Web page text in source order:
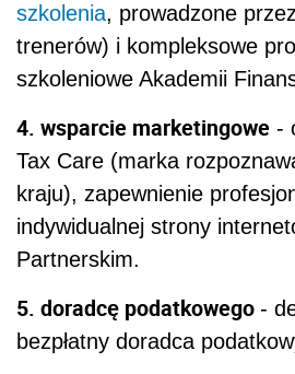
szkolenia, prowadzone
trenerów) i kompleksowe
szkoleniowe Akademii
4. wsparcie marketingowe -
Tax Care (marka
kraju), zapewnienie
indywidualnej strony
Partnerskim.
5. doradcę podatkowego -
bezpłatny doradca